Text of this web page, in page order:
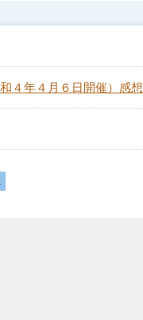
４年４月６日開催）感想